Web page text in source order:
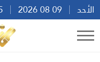
الأحد